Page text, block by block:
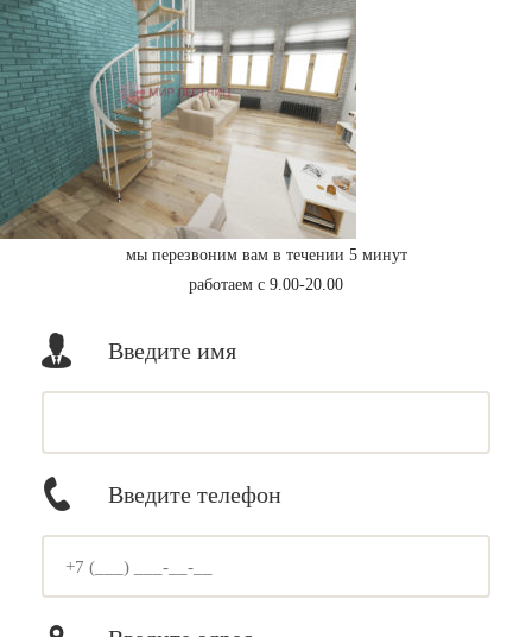
мы перезвоним вам в течении 5 минут
работаем с 9.00-20.00
Введите имя
Введите телефон